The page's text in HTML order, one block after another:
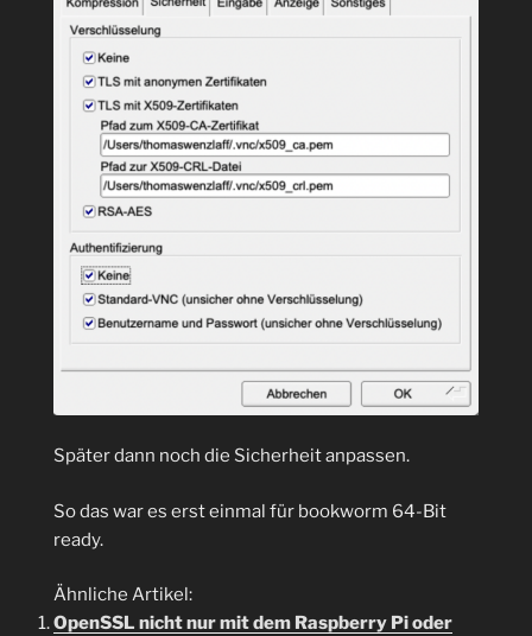
Später dann noch die Sicherheit anpassen.
So das war es erst einmal für bookworm 64-Bit
ready.
Ähnliche Artikel:
OpenSSL nicht nur mit dem Raspberry Pi oder